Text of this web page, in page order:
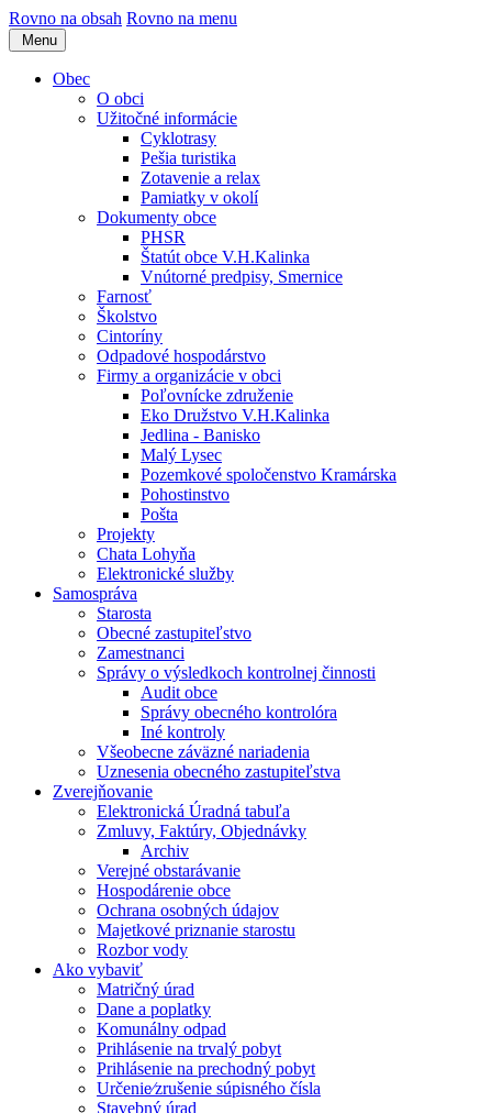
Rovno na obsah Rovno na menu
Menu
Obec
O obci
Užitočné informácie
Cyklotrasy
Pešia turistika
Zotavenie a relax
Pamiatky v okolí
Dokumenty obce
PHSR
Štatút obce V.H.Kalinka
Vnútorné predpisy, Smernice
Farnosť
Školstvo
Cintoríny
Odpadové hospodárstvo
Firmy a organizácie v obci
Poľovnícke združenie
Eko Družstvo V.H.Kalinka
Jedlina - Banisko
Malý Lysec
Pozemkové spoločenstvo Kramárska
Pohostinstvo
Pošta
Projekty
Chata Lohyňa
Elektronické služby
Samospráva
Starosta
Obecné zastupiteľstvo
Zamestnanci
Správy o výsledkoch kontrolnej činnosti
Audit obce
Správy obecného kontrolóra
Iné kontroly
Všeobecne záväzné nariadenia
Uznesenia obecného zastupiteľstva
Zverejňovanie
Elektronická Úradná tabuľa
Zmluvy, Faktúry, Objednávky
Archiv
Verejné obstarávanie
Hospodárenie obce
Ochrana osobných údajov
Majetkové priznanie starostu
Rozbor vody
Ako vybaviť
Matričný úrad
Dane a poplatky
Komunálny odpad
Prihlásenie na trvalý pobyt
Prihlásenie na prechodný pobyt
Určenie⁄zrušenie súpisného čísla
Stavebný úrad